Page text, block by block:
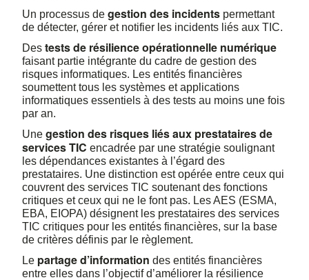
Un processus de gestion des incidents permettant
de détecter, gérer et notifier les incidents liés aux TIC.
Des tests de résilience opérationnelle numérique
faisant partie intégrante du cadre de gestion des
risques informatiques. Les entités financières
soumettent tous les systèmes et applications
informatiques essentiels à des tests au moins une fois
par an.
Une gestion des risques liés aux prestataires de
services TIC encadrée par une stratégie soulignant
les dépendances existantes à l’égard des
prestataires. Une distinction est opérée entre ceux qui
couvrent des services TIC soutenant des fonctions
critiques et ceux qui ne le font pas. Les AES (ESMA,
EBA, EIOPA) désignent les prestataires des services
TIC critiques pour les entités financières, sur la base
de critères définis par le règlement.
Le partage d’information des entités financières
entre elles dans l’objectif d’améliorer la résilience